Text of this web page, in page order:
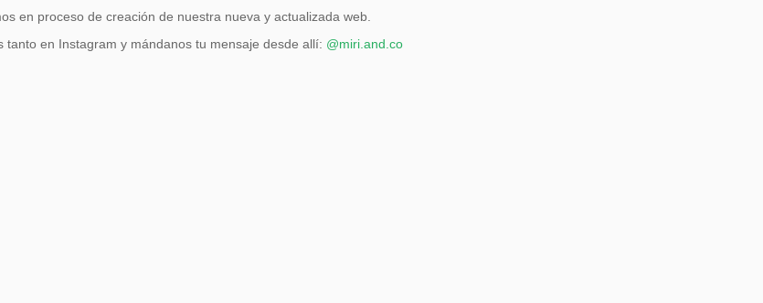
en proceso de creación de nuestra nueva y actualizada web.
tanto en Instagram y mándanos tu mensaje desde allí: @miri.and.co